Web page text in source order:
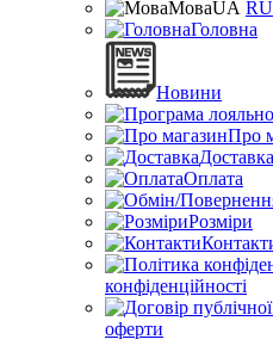
МоваUA RU
Головна
Новини
Про
Доставка
Оплата
Розміри
конфіденційності
оферти